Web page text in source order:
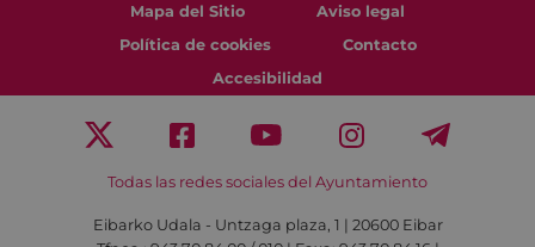
Mapa del Sitio
Aviso legal
Política de cookies
Contacto
Accesibilidad
Todas las redes sociales del Ayuntamiento
Eibarko Udala - Untzaga plaza, 1 | 20600 Eibar